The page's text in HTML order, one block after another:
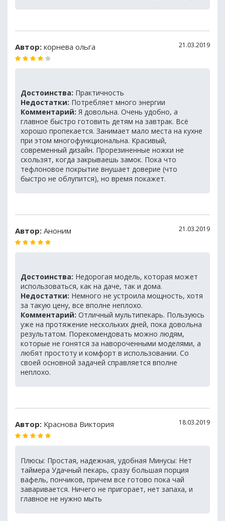
Автор: корнева ольга 21.03.2019
Достоинства: Практичность
Недостатки: Потребляет много энергии
Комментарий: Я довольна. Очень удобно, а
главное быстро готовить детям на завтрак. Всё
хорошо пропекается. Занимает мало места на кухне
при этом многофункциональна. Красивый,
современный дизайн. Прорезиненные ножки не
скользят, когда закрываешь замок. Пока что
тефлоновое покрытие внушает доверие (что
быстро не облупится), но время покажет.
Автор: Аноним 21.03.2019
Достоинства: Недорогая модель, которая может
использоваться, как на даче, так и дома.
Недостатки: Немного не устроила мощность, хотя
за такую цену, все вполне неплохо.
Комментарий: Отличный мультипекарь. Пользуюсь
уже на протяжение нескольких дней, пока довольна
результатом. Порекомендовать можно людям,
которые не гонятся за навороченными моделями, а
любят простоту и комфорт в использовании. Со
своей основной задачей справляется вполне
неплохо.
Автор: Краснова Виктория 18.03.2019
Плюсы: Простая, надежная, удобная Минусы: Нет
таймера Удачный пекарь, сразу большая порция
вафель, пончиков, причем все готово пока чай
заваривается. Ничего не пригорает, нет запаха, и
главное не нужно мыть